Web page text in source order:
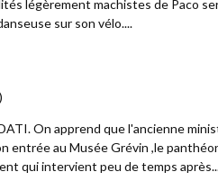
légèrement machistes de Paco
sur son vélo....
)
On apprend que l'ancienne
entrée au Musée Grévin ,le
qui intervient peu de temps